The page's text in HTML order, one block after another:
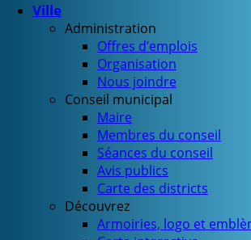
Ville
Administration
Offres d’emplois
Organisation
Nous joindre
Conseil municipal
Maire
Membres du conseil
Séances du conseil
Avis publics
Carte des districts
Découvrez
Armoiries, logo et